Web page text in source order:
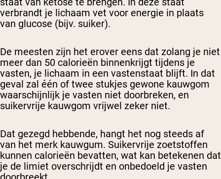
verbrandt je lichaam vet voor energie in plaats
van glucose (bijv. suiker).
De meesten zijn het erover eens dat zolang je niet
meer dan 50 calorieën binnenkrijgt tijdens je
vasten, je lichaam in een vastenstaat blijft. In dat
geval zal één of twee stukjes gewone kauwgom
waarschijnlijk je vasten niet doorbreken, en
suikervrije kauwgom vrijwel zeker niet.
Dat gezegd hebbende, hangt het nog steeds af
van het merk kauwgum. Suikervrije zoetstoffen
kunnen calorieën bevatten, wat kan betekenen dat
je de limiet overschrijdt en onbedoeld je vasten